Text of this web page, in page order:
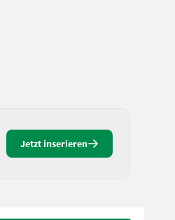
Jetzt inserieren